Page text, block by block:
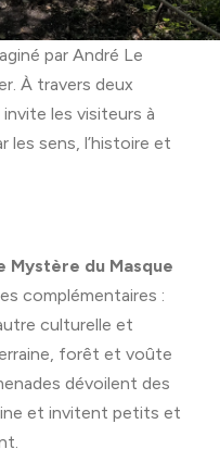
par André Le
À travers deux
les visiteurs à
les sens, l’histoire et
Mystère du Masque
complémentaires :
culturelle et
forêt et voûte
dévoilent des
et invitent petits et